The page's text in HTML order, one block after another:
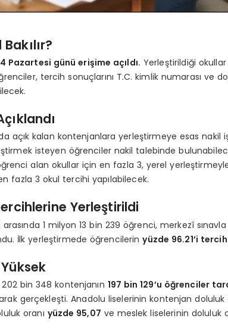
Pazartesi günü erişime açıldı. Yerleştirildiği
tercih sonuçlarını T.C. kimlik numarası ve
açık kalan kontenjanlara yerleştirmeye esas nakil
isteyen öğrenciler nakil talebinde
alan okullar için en fazla 3, yerel
fazla 3 okul tercihi yapılabilecek.
Yerleştirildi
1 milyon 13 bin 239 öğrenci, merkezî
İlk yerleştirmede öğrencilerinyüzde 96.21’i
bin 348 kontenjanın 197 bin 129’u öğrenciler
gerçekleşti. Anadolu liselerinin kontenjan doluluk
oranı yüzde 95,07 ve meslek liselerinin doluluk